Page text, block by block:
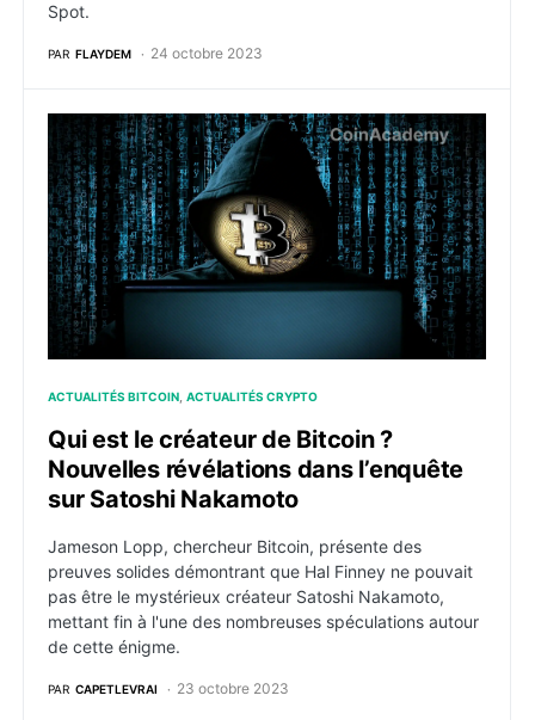
Spot.
PAR FLAYDEM 24 octobre 2023
Qui est le créateur de Bitcoin ? Nouvelles
ACTUALITÉS BITCOIN ACTUALITÉS CRYPTO
Qui est le créateur de Bitcoin ?
Nouvelles révélations dans l’enquête
sur Satoshi Nakamoto
Jameson Lopp, chercheur Bitcoin, présente des
preuves solides démontrant que Hal Finney ne pouvait
pas être le mystérieux créateur Satoshi Nakamoto,
mettant fin à l'une des nombreuses spéculations autour
de cette énigme.
PAR CAPETLEVRAI 23 octobre 2023